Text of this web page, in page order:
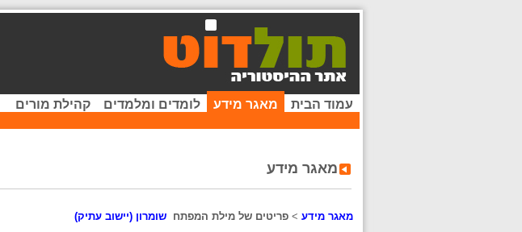
עמוד הבית מאגר מידע לומדים ומלמדים קהילת מורים
מאגר מידע
מאגר מידע > פריטים של מילת המפתח שומרון (יישוב עתיק)